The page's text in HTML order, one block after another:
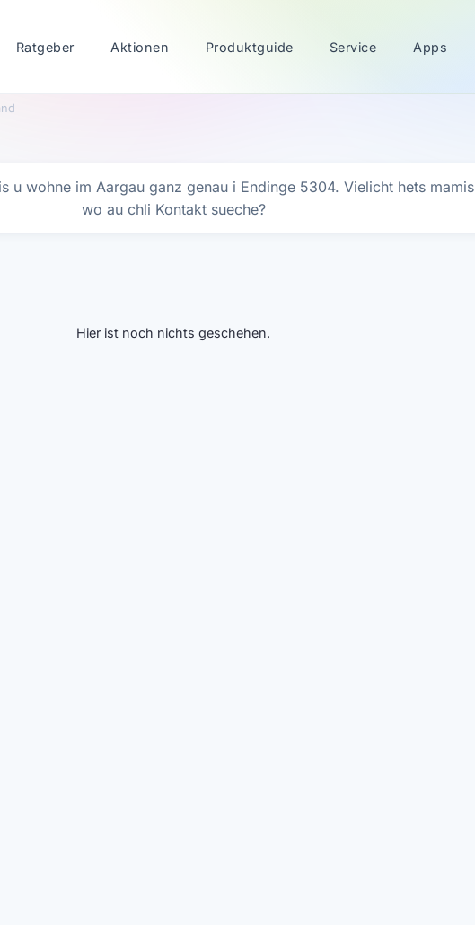
Ratgeber Aktionen Produktguide Service Apps
u wohne im Aargau ganz genau i Endinge 5304. Vielicht hets mamis
wo au chli Kontakt sueche?
Hier ist noch nichts geschehen.